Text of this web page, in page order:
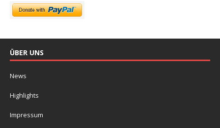
ÜBER UNS
News
Highlights
Impressum